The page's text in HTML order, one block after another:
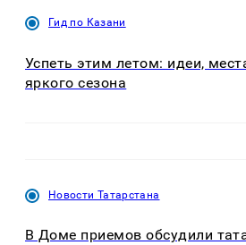
Гид по Казани
Успеть этим летом: идеи,
яркого сезона
Новости Татарстана
В Доме приемов обсудили